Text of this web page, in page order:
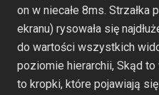
on w niecałe 8ms. Strzałka
ekranu) rysowała się
do wartości wszystkich
poziomie hierarchii, Skąd
to kropki, które pojawiają